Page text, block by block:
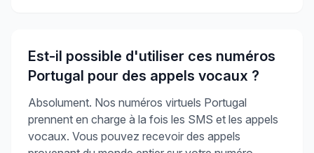
Est-il possible d'utiliser ces numéros
Portugal pour des appels vocaux ?
Absolument. Nos numéros virtuels Portugal
prennent en charge à la fois les SMS et les appels
vocaux. Vous pouvez recevoir des appels